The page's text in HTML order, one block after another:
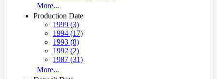
More...
Production Date
1999 (3)
1994 (17)
1993 (8)
1992 (2)
1987 (31)
More...